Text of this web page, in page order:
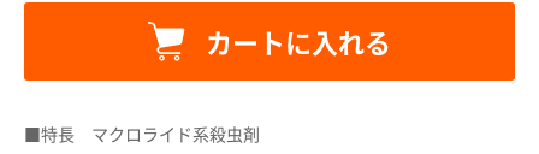
カートに入れる
■特長 マクロライド系殺虫剤